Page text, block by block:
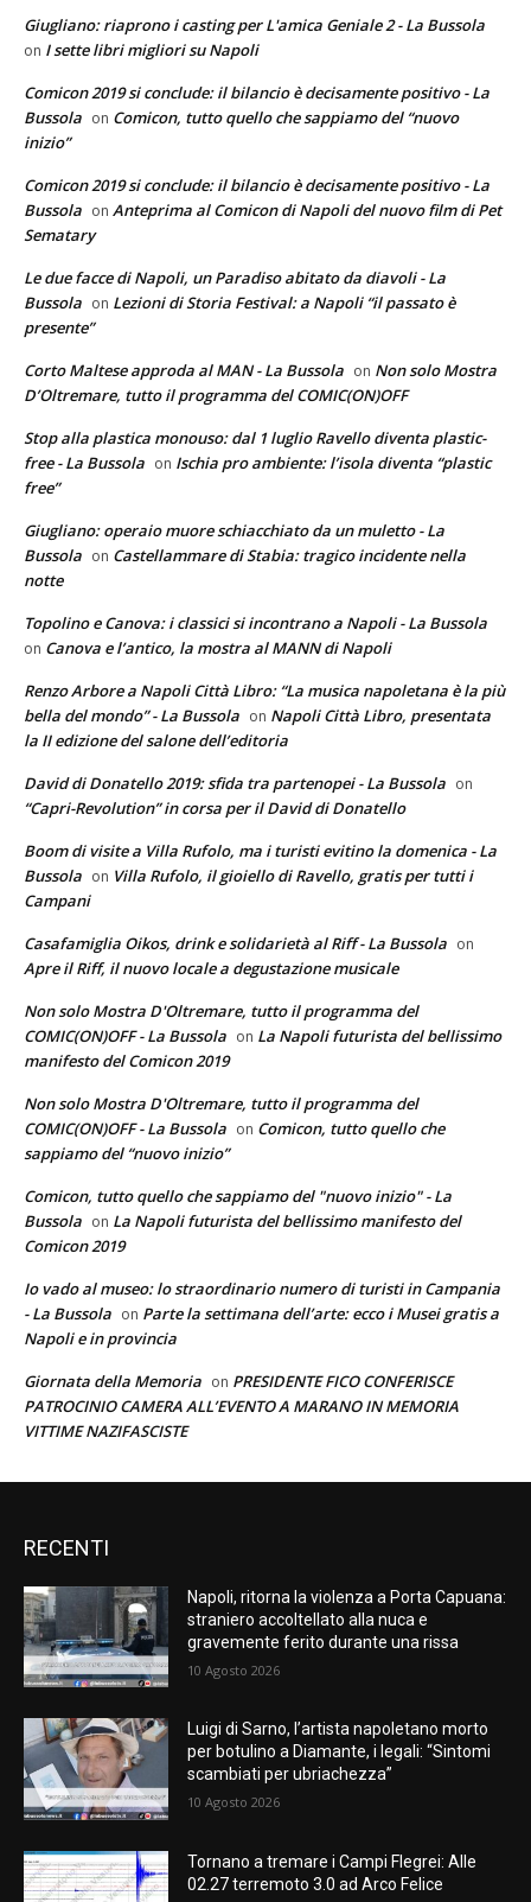
Giugliano: riaprono i casting per L'amica Geniale 2 - La Bussola
on I sette libri migliori su Napoli
Comicon 2019 si conclude: il bilancio è decisamente positivo - La
Bussola on Comicon, tutto quello che sappiamo del “nuovo
inizio”
Comicon 2019 si conclude: il bilancio è decisamente positivo - La
Bussola on Anteprima al Comicon di Napoli del nuovo film di Pet
Sematary
Le due facce di Napoli, un Paradiso abitato da diavoli - La
Bussola on Lezioni di Storia Festival: a Napoli “il passato è
presente”
Corto Maltese approda al MAN - La Bussola on Non solo Mostra
D’Oltremare, tutto il programma del COMIC(ON)OFF
Stop alla plastica monouso: dal 1 luglio Ravello diventa plastic-
free - La Bussola on Ischia pro ambiente: l’isola diventa “plastic
free”
Giugliano: operaio muore schiacchiato da un muletto - La
Bussola on Castellammare di Stabia: tragico incidente nella
notte
Topolino e Canova: i classici si incontrano a Napoli - La Bussola
on Canova e l’antico, la mostra al MANN di Napoli
Renzo Arbore a Napoli Città Libro: “La musica napoletana è la più
bella del mondo” - La Bussola on Napoli Città Libro, presentata
la II edizione del salone dell’editoria
David di Donatello 2019: sfida tra partenopei - La Bussola on
“Capri-Revolution” in corsa per il David di Donatello
Boom di visite a Villa Rufolo, ma i turisti evitino la domenica - La
Bussola on Villa Rufolo, il gioiello di Ravello, gratis per tutti i
Campani
Casafamiglia Oikos, drink e solidarietà al Riff - La Bussola on
Apre il Riff, il nuovo locale a degustazione musicale
Non solo Mostra D'Oltremare, tutto il programma del
COMIC(ON)OFF - La Bussola on La Napoli futurista del bellissimo
manifesto del Comicon 2019
Non solo Mostra D'Oltremare, tutto il programma del
COMIC(ON)OFF - La Bussola on Comicon, tutto quello che
sappiamo del “nuovo inizio”
Comicon, tutto quello che sappiamo del "nuovo inizio" - La
Bussola on La Napoli futurista del bellissimo manifesto del
Comicon 2019
Io vado al museo: lo straordinario numero di turisti in Campania
- La Bussola on Parte la settimana dell’arte: ecco i Musei gratis a
Napoli e in provincia
Giornata della Memoria on PRESIDENTE FICO CONFERISCE
PATROCINIO CAMERA ALL’EVENTO A MARANO IN MEMORIA
VITTIME NAZIFASCISTE
RECENTI
Napoli, ritorna la violenza a Porta Capuana:
straniero accoltellato alla nuca e
gravemente ferito durante una rissa
10 Agosto 2026
Luigi di Sarno, l’artista napoletano morto
per botulino a Diamante, i legali: “Sintomi
scambiati per ubriachezza”
10 Agosto 2026
Tornano a tremare i Campi Flegrei: Alle
02.27 terremoto 3.0 ad Arco Felice